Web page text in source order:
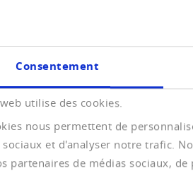
Consentement
utilise des cookies.
nous permettent de
sociaux et d'analyser notre trafic.
partenaires de médias sociaux,
auch jene der